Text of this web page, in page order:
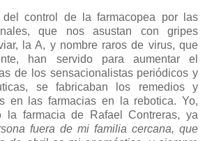
del control de la farmacopea por las
que nos asustan con gripes
la A, y nombre raros de virus, que
han servido para aumentar el
de los sensacionalistas periódicos y
se fabricaban los remedios y
en las farmacias en la rebotica. Yo,
la farmacia de Rafael Contreras, ya
fuera de mi familia cercana, que